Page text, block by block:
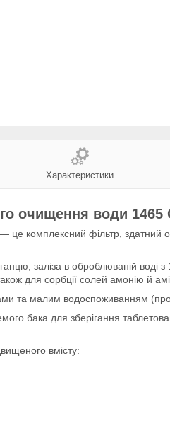
Характеристики
очищення води 1465
— це комплексний фільтр, здатний
заліза в оброблюваній
для сорбції солей амонію й
та малим водоспоживанням
бака для зберігання
вмісту: